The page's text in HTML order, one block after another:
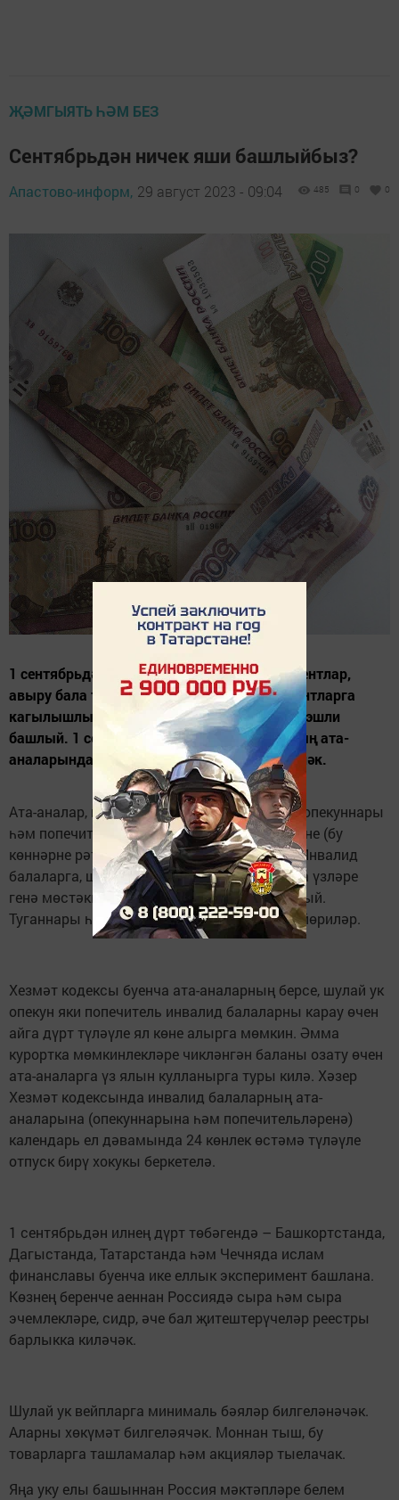
ҖӘМГЫЯТЬ ҺӘМ БЕЗ
Сентябрьдән ничек яши башлыйбыз?
Апастово-информ, 29 август 2023 - 09:04 485 0 0
1 сентябрьдән мәктәп укучылары һәм студентлар,
авыру бала тәрбияләүче ата-аналар, пациентларга
кагылышлы яңа законнар һәм кагыйдәләр эшли
башлый. 1 сентябрьдән инвалид балаларның ата-
аналарында өстәмә отпуск барлыкка киләчәк.
Ата-аналар, шулай ук инвалид балаларның опекуннары
һәм попечительләре түләнә торган 24 ял көне (бу
көннәрне рәттән алырга була) ала алачак. Инвалид
балаларга, шифаханә дәваланыр өчен, анда үзләре
генә мөстәкыйль рәвештә барып җитә алмый.
Туганнары һәм якыннары ярдәмендә генә йөриләр.
Хезмәт кодексы буенча ата-аналарның берсе, шулай ук
опекун яки попечитель инвалид балаларны карау өчен
айга дүрт түләүле ял көне алырга мөмкин. Әмма
курортка мөмкинлекләре чикләнгән баланы озату өчен
ата-аналарга үз ялын кулланырга туры килә. Хәзер
Хезмәт кодексында инвалид балаларның ата-
аналарына (опекуннарына һәм попечительләренә)
календарь ел дәвамында 24 көнлек өстәмә түләүле
отпуск бирү хокукы беркетелә.
1 сентябрьдән илнең дүрт төбәгендә – Башкортстанда,
Дагыстанда, Татарстанда һәм Чечняда ислам
финанславы буенча ике еллык эксперимент башлана.
Көзнең беренче аеннан Россиядә сыра һәм сыра
эчемлекләре, сидр, әче бал җитештерүчеләр реестры
барлыкка киләчәк.
Шулай ук вейпларга минималь бәяләр билгеләнәчәк.
Аларны хөкүмәт билгеләячәк. Моннан тыш, бу
товарларга ташламалар һәм акцияләр тыелачак.
Яңа уку елы башыннан Россия мәктәпләре белем